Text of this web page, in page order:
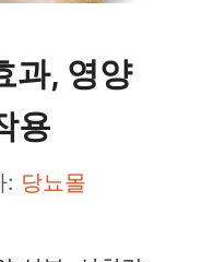
과, 영양
용
: 당뇨몰